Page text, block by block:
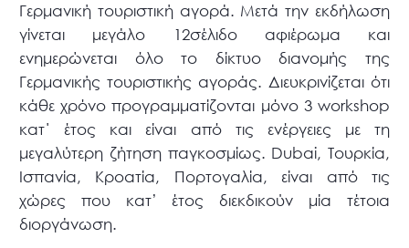
Γερμανική τουριστική αγορά. Μετά την εκδήλωση
γίνεται μεγάλο 12σέλιδο αφιέρωμα και
ενημερώνεται όλο το δίκτυο διανομής της
Γερμανικής τουριστικής αγοράς. Διευκρινίζεται ότι
κάθε χρόνο προγραμματίζονται μόνο 3 workshop
κατ΄ έτος και είναι από τις ενέργειες με τη
μεγαλύτερη ζήτηση παγκοσμίως. Dubai, Τουρκία,
Ισπανία, Κροατία, Πορτογαλία, είναι από τις
χώρες που κατ’ έτος διεκδικούν μία τέτοια
διοργάνωση.